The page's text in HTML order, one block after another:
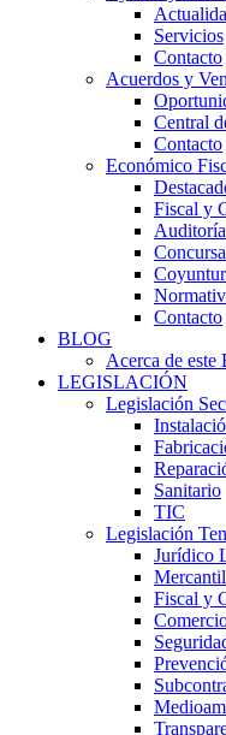
Servicios
Contacto
Acuerdos y
Central
Contacto
Económico
Fiscal y
Contacto
BLOG
Acerca de este
LEGISLACIÓN
Legislación
Sanitario
TIC
Legislación
Jurídico
Mercantil
Fiscal y